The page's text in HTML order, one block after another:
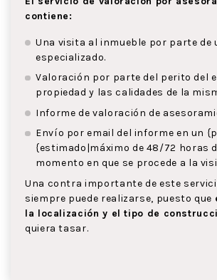
contiene:
Una visita al inmueble por parte de
especializado.
Valoración por parte del perito del
propiedad y las calidades de la
Informe de valoración de
Envío por email del informe en un
{estimado|máximo de 48/72 horas
momento en que se procede a la
Una contra importante de este
siempre puede realizarse, puesto que
la localización y el tipo de
quiera tasar.